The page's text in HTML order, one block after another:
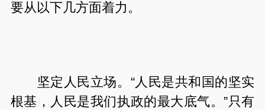
要从以下几方面着力。
坚定人民立场。 “人民是共和国的坚实
根基，人民是我们执政的最大底气。”只有